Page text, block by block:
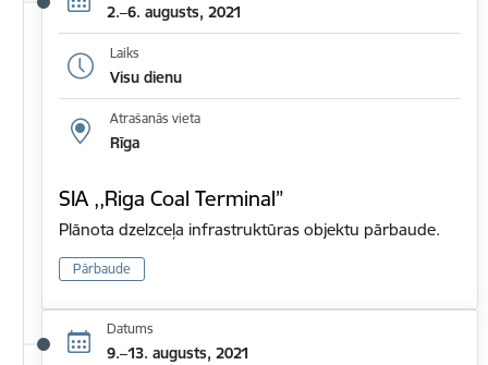
2.–6. augusts, 2021
Laiks
Visu dienu
Atrašanās vieta
Rīga
SIA ,,Riga Coal Terminal”
Plānota dzelzceļa infrastruktūras objektu pārbaude.
Pārbaude
Datums
9.–13. augusts, 2021